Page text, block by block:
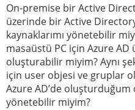
On-premise bir Active
üzerinde bir Active
kaynaklarımı yönetebilir
masaüstü PC için Azure
oluşturabilir miyim? Aynı
için user objesi ve gruplar
Azure AD’de oluşturduğum
yönetebilir miyim?